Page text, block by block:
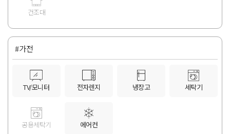
건조대
#가전
TV/모니터 전자렌지 냉장고 세탁기
공용세탁기 에어컨